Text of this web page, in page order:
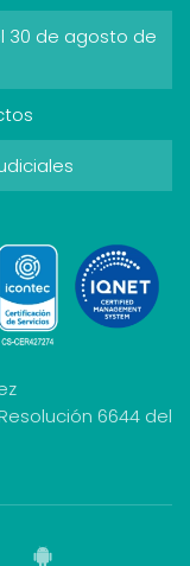
30 de agosto de
6644 del